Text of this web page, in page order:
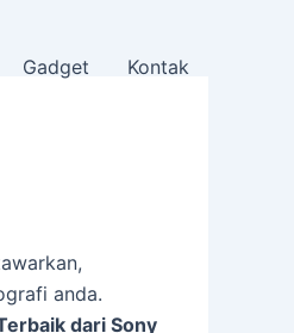
Gadget Kontak
anda.
dari Sony